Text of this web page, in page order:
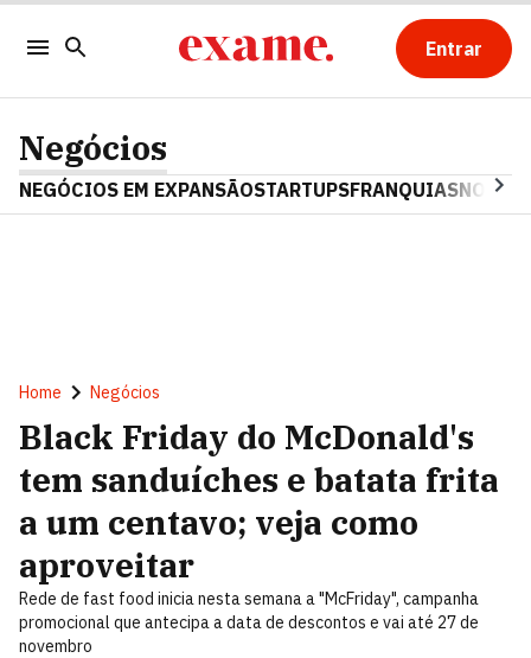
Entrar
Negócios
NEGÓCIOS EM EXPANSÃOSTARTUPSFRANQUIAS
Home Negócios
Black Friday do McDonald's
tem sanduíches e batata frita
a um centavo; veja como
aproveitar
Rede de fast food inicia nesta semana a "McFriday", campanha
promocional que antecipa a data de descontos e vai até 27 de
novembro